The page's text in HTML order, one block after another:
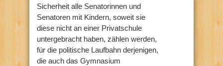
Sicherheit alle Senatorinnen und
Senatoren mit Kindern, soweit sie
diese nicht an einer Privatschule
untergebracht haben, zählen werden,
für die politische Laufbahn derjenigen,
die auch das Gymnasium